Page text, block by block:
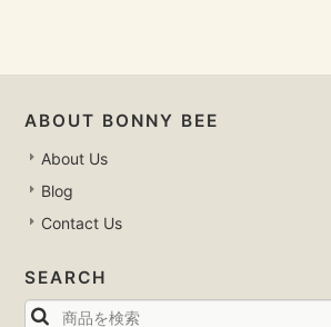
ABOUT BONNY BEE
About Us
Blog
Contact Us
SEARCH